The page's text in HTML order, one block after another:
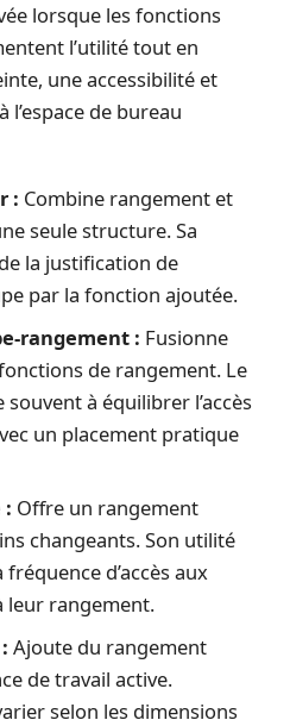
lorsque les fonctions
l’utilité tout en
une accessibilité et
l’espace de bureau
: Combine rangement et
seule structure. Sa
la justification de
par la fonction ajoutée.
rangement : Fusionne
de rangement. Le
à équilibrer l’accès
un placement pratique
: Offre un rangement
changeants. Son utilité
d’accès aux
leur rangement.
Ajoute du rangement
de travail active.
selon les dimensions